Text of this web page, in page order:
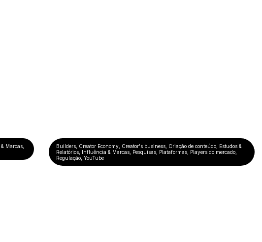
Marcas Builders Creator Economy Creator's business Criação de conteúdo Estudos &
Relatórios Influência & Marcas Pesquisas Plataformas Players do mercado
Regulação YouTube